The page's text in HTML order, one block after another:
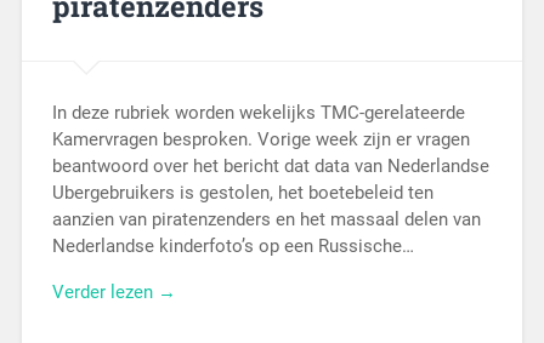
In deze rubriek worden wekelijks TMC-gerelateerde
Kamervragen besproken. Vorige week zijn er vragen
beantwoord over het bericht dat data van Nederlandse
Ubergebruikers is gestolen, het boetebeleid ten
aanzien van piratenzenders en het massaal delen van
Nederlandse kinderfoto’s op een Russische…
Verder lezen →